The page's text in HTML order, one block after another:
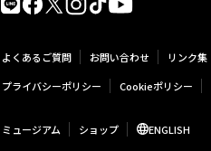
よくあるご質問 お問い合わせ リンク集
プライバシーポリシー
Cookieポリシー
ミュージアム ショップ ENGLISH